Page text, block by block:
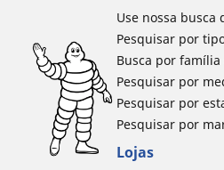
Use nossa busca
Pesquisar por
Busca por
Pesquisar por
Pesquisar por
Pesquisar por
Lojas